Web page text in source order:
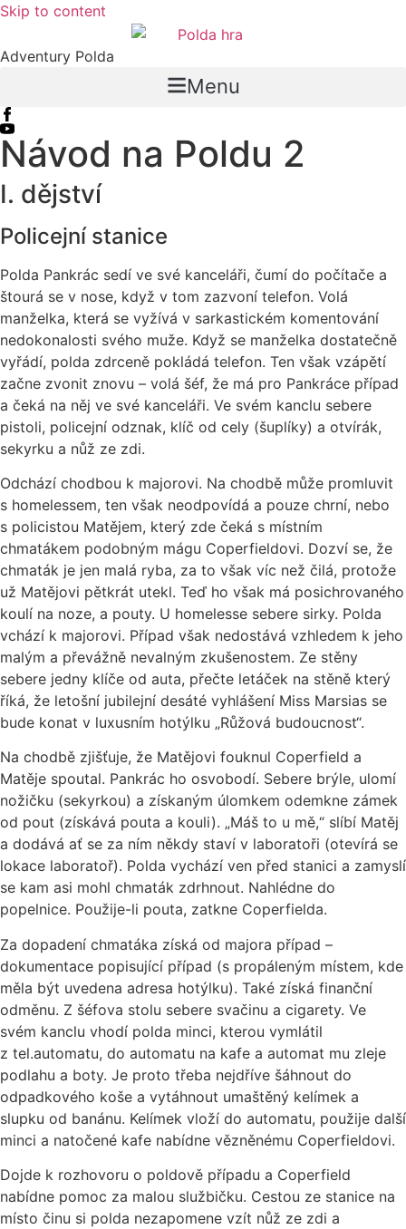
Skip to content
Adventury Polda
Menu
Návod na Poldu 2
I. dějství
Policejní stanice
Polda Pankrác sedí ve své kanceláři, čumí do počítače a
štourá se v nose, když v tom zazvoní telefon. Volá
manželka, která se vyžívá v sarkastickém komentování
nedokonalosti svého muže. Když se manželka dostatečně
vyřádí, polda zdrceně pokládá telefon. Ten však vzápětí
začne zvonit znovu – volá šéf, že má pro Pankráce případ
a čeká na něj ve své kanceláři. Ve svém kanclu sebere
pistoli, policejní odznak, klíč od cely (šuplíky) a otvírák,
sekyrku a nůž ze zdi.
Odchází chodbou k majorovi. Na chodbě může promluvit
s homelessem, ten však neodpovídá a pouze chrní, nebo
s policistou Matějem, který zde čeká s místním
chmatákem podobným mágu Coperfieldovi. Dozví se, že
chmaták je jen malá ryba, za to však víc než čilá, protože
už Matějovi pětkrát utekl. Teď ho však má posichrovaného
koulí na noze, a pouty. U homelesse sebere sirky. Polda
vchází k majorovi. Případ však nedostává vzhledem k jeho
malým a převážně nevalným zkušenostem. Ze stěny
sebere jedny klíče od auta, přečte letáček na stěně který
říká, že letošní jubilejní desáté vyhlášení Miss Marsias se
bude konat v luxusním hotýlku „Růžová budoucnost“.
Na chodbě zjišťuje, že Matějovi fouknul Coperfield a
Matěje spoutal. Pankrác ho osvobodí. Sebere brýle, ulomí
nožičku (sekyrkou) a získaným úlomkem odemkne zámek
od pout (získává pouta a kouli). „Máš to u mě,“ slíbí Matěj
a dodává ať se za ním někdy staví v laboratoři (otevírá se
lokace laboratoř). Polda vychází ven před stanici a zamyslí
se kam asi mohl chmaták zdrhnout. Nahlédne do
popelnice. Použije-li pouta, zatkne Coperfielda.
Za dopadení chmatáka získá od majora případ –
dokumentace popisující případ (s propáleným místem, kde
měla být uvedena adresa hotýlku). Také získá finanční
odměnu. Z šéfova stolu sebere svačinu a cigarety. Ve
svém kanclu vhodí polda minci, kterou vymlátil
z tel.automatu, do automatu na kafe a automat mu zleje
podlahu a boty. Je proto třeba nejdříve šáhnout do
odpadkového koše a vytáhnout umaštěný kelímek a
slupku od banánu. Kelímek vloží do automatu, použije další
minci a natočené kafe nabídne vězněnému Coperfieldovi.
Dojde k rozhovoru o poldově případu a Coperfield
nabídne pomoc za malou službičku. Cestou ze stanice na
místo činu si polda nezapomene vzít nůž ze zdi a